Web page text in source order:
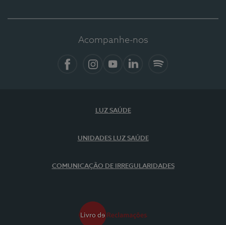
Acompanhe-nos
LUZ SAÚDE
UNIDADES LUZ SAÚDE
COMUNICAÇÃO DE IRREGULARIDADES